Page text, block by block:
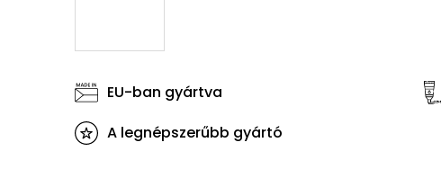
EU-ban gyártva
A legnépszerűbb gyártó